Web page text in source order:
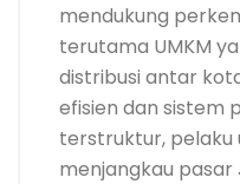
mendukung
terutama UMKM
distribusi antar
efisien dan sistem
terstruktur, pelaku
menjangkau